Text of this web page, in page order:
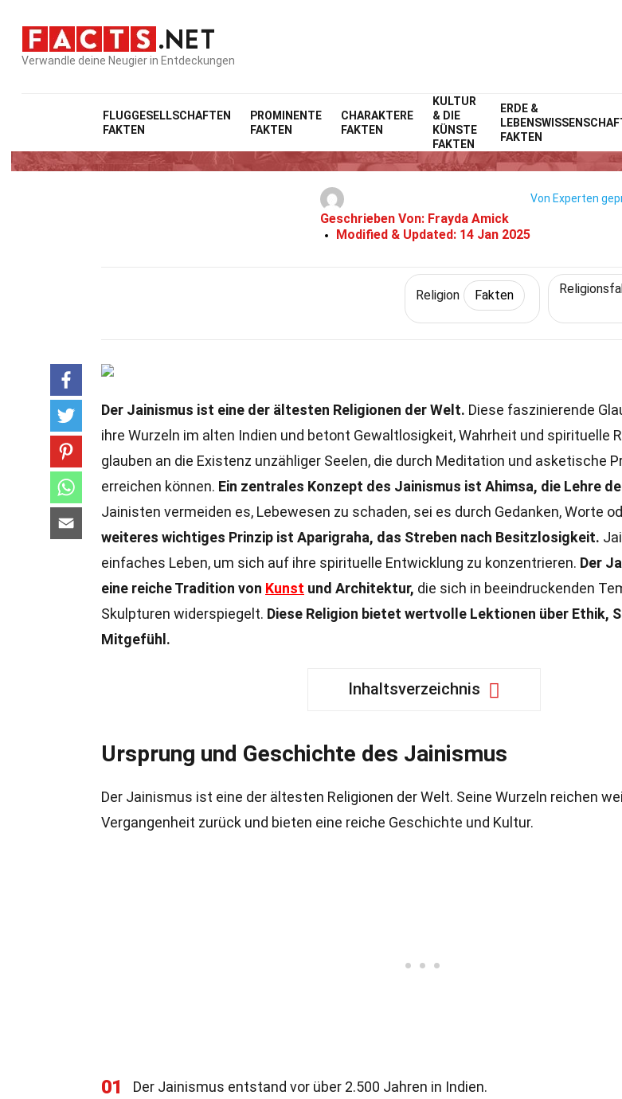
Verwandle deine Neugier in Entdeckungen
FLUGGESELLSCHAFTEN
FAKTEN
PROMINENTE
FAKTEN
CHARAKTERE
FAKTEN
KULTUR
& DIE
KÜNSTE
FAKTEN
ERDE &
FAKTEN
Home Geschichte Fakten
33 Fakten Über
Geschrieben Von: Frayda Amick
Modified & Updated: 14 Jan 2025
Von Experten
Religion Fakten
Der Jainismus ist eine der ältesten Religionen der Welt. Diese faszinierende
ihre Wurzeln im alten Indien und betont Gewaltlosigkeit, Wahrheit und spirituelle
glauben an die Existenz unzähliger Seelen, die durch Meditation und asketische
erreichen können. Ein zentrales Konzept des Jainismus ist Ahimsa, die Lehre
Jainisten vermeiden es, Lebewesen zu schaden, sei es durch Gedanken, Worte
weiteres wichtiges Prinzip ist Aparigraha, das Streben nach Besitzlosigkeit.
einfaches Leben, um sich auf ihre spirituelle Entwicklung zu konzentrieren. Der
eine reiche Tradition von Kunst und Architektur, die sich in beeindruckenden
Skulpturen widerspiegelt. Diese Religion bietet wertvolle Lektionen über Ethik,
Mitgefühl.
Inhaltsverzeichnis
Ursprung und Geschichte des Jainismus
Der Jainismus ist eine der ältesten Religionen der Welt. Seine Wurzeln reichen
Vergangenheit zurück und bieten eine reiche Geschichte und Kultur.
01 Der Jainismus entstand vor über 2.500 Jahren in Indien.